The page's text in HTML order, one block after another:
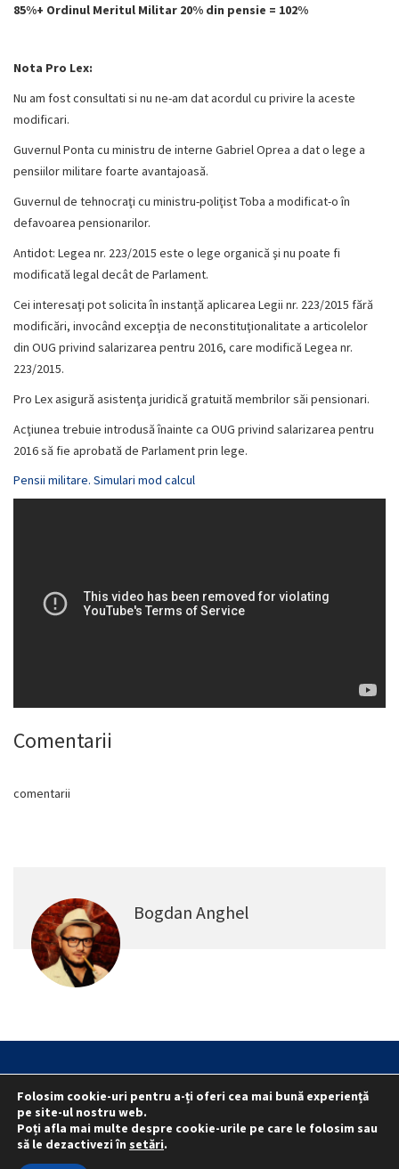
85%+ Ordinul Meritul Militar 20% din pensie = 102%
Nota Pro Lex:
Nu am fost consultati si nu ne-am dat acordul cu privire la aceste
modificari.
Guvernul Ponta cu ministru de interne Gabriel Oprea a dat o lege a
pensiilor militare foarte avantajoasă.
Guvernul de tehnocraţi cu ministru-poliţist Toba a modificat-o în
defavoarea pensionarilor.
Antidot: Legea nr. 223/2015 este o lege organică şi nu poate fi
modificată legal decât de Parlament.
Cei interesaţi pot solicita în instanţă aplicarea Legii nr. 223/2015 fără
modificări, invocând excepţia de neconstituţionalitate a articolelor
din OUG privind salarizarea pentru 2016, care modifică Legea nr.
223/2015.
Pro Lex asigură asistenţa juridică gratuită membrilor săi pensionari.
Acţiunea trebuie introdusă înainte ca OUG privind salarizarea pentru
2016 să fie aprobată de Parlament prin lege.
Pensii militare. Simulari mod calcul
Comentarii
comentarii
Bogdan Anghel
Reprezentativitate I.G.P.R. și I.P.J.-uri
Politica folosirii cookie-urilor
Politica de confidențialitate
Folosim cookie-uri pentru a-ți oferi cea mai bună experiență
pe site-ul nostru web.
Poți afla mai multe despre cookie-urile pe care le folosim sau
să le dezactivezi în setări.